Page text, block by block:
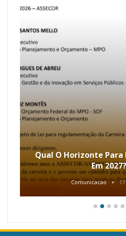
Qual O Horizonte Para
Em 2027?
Comunicacao